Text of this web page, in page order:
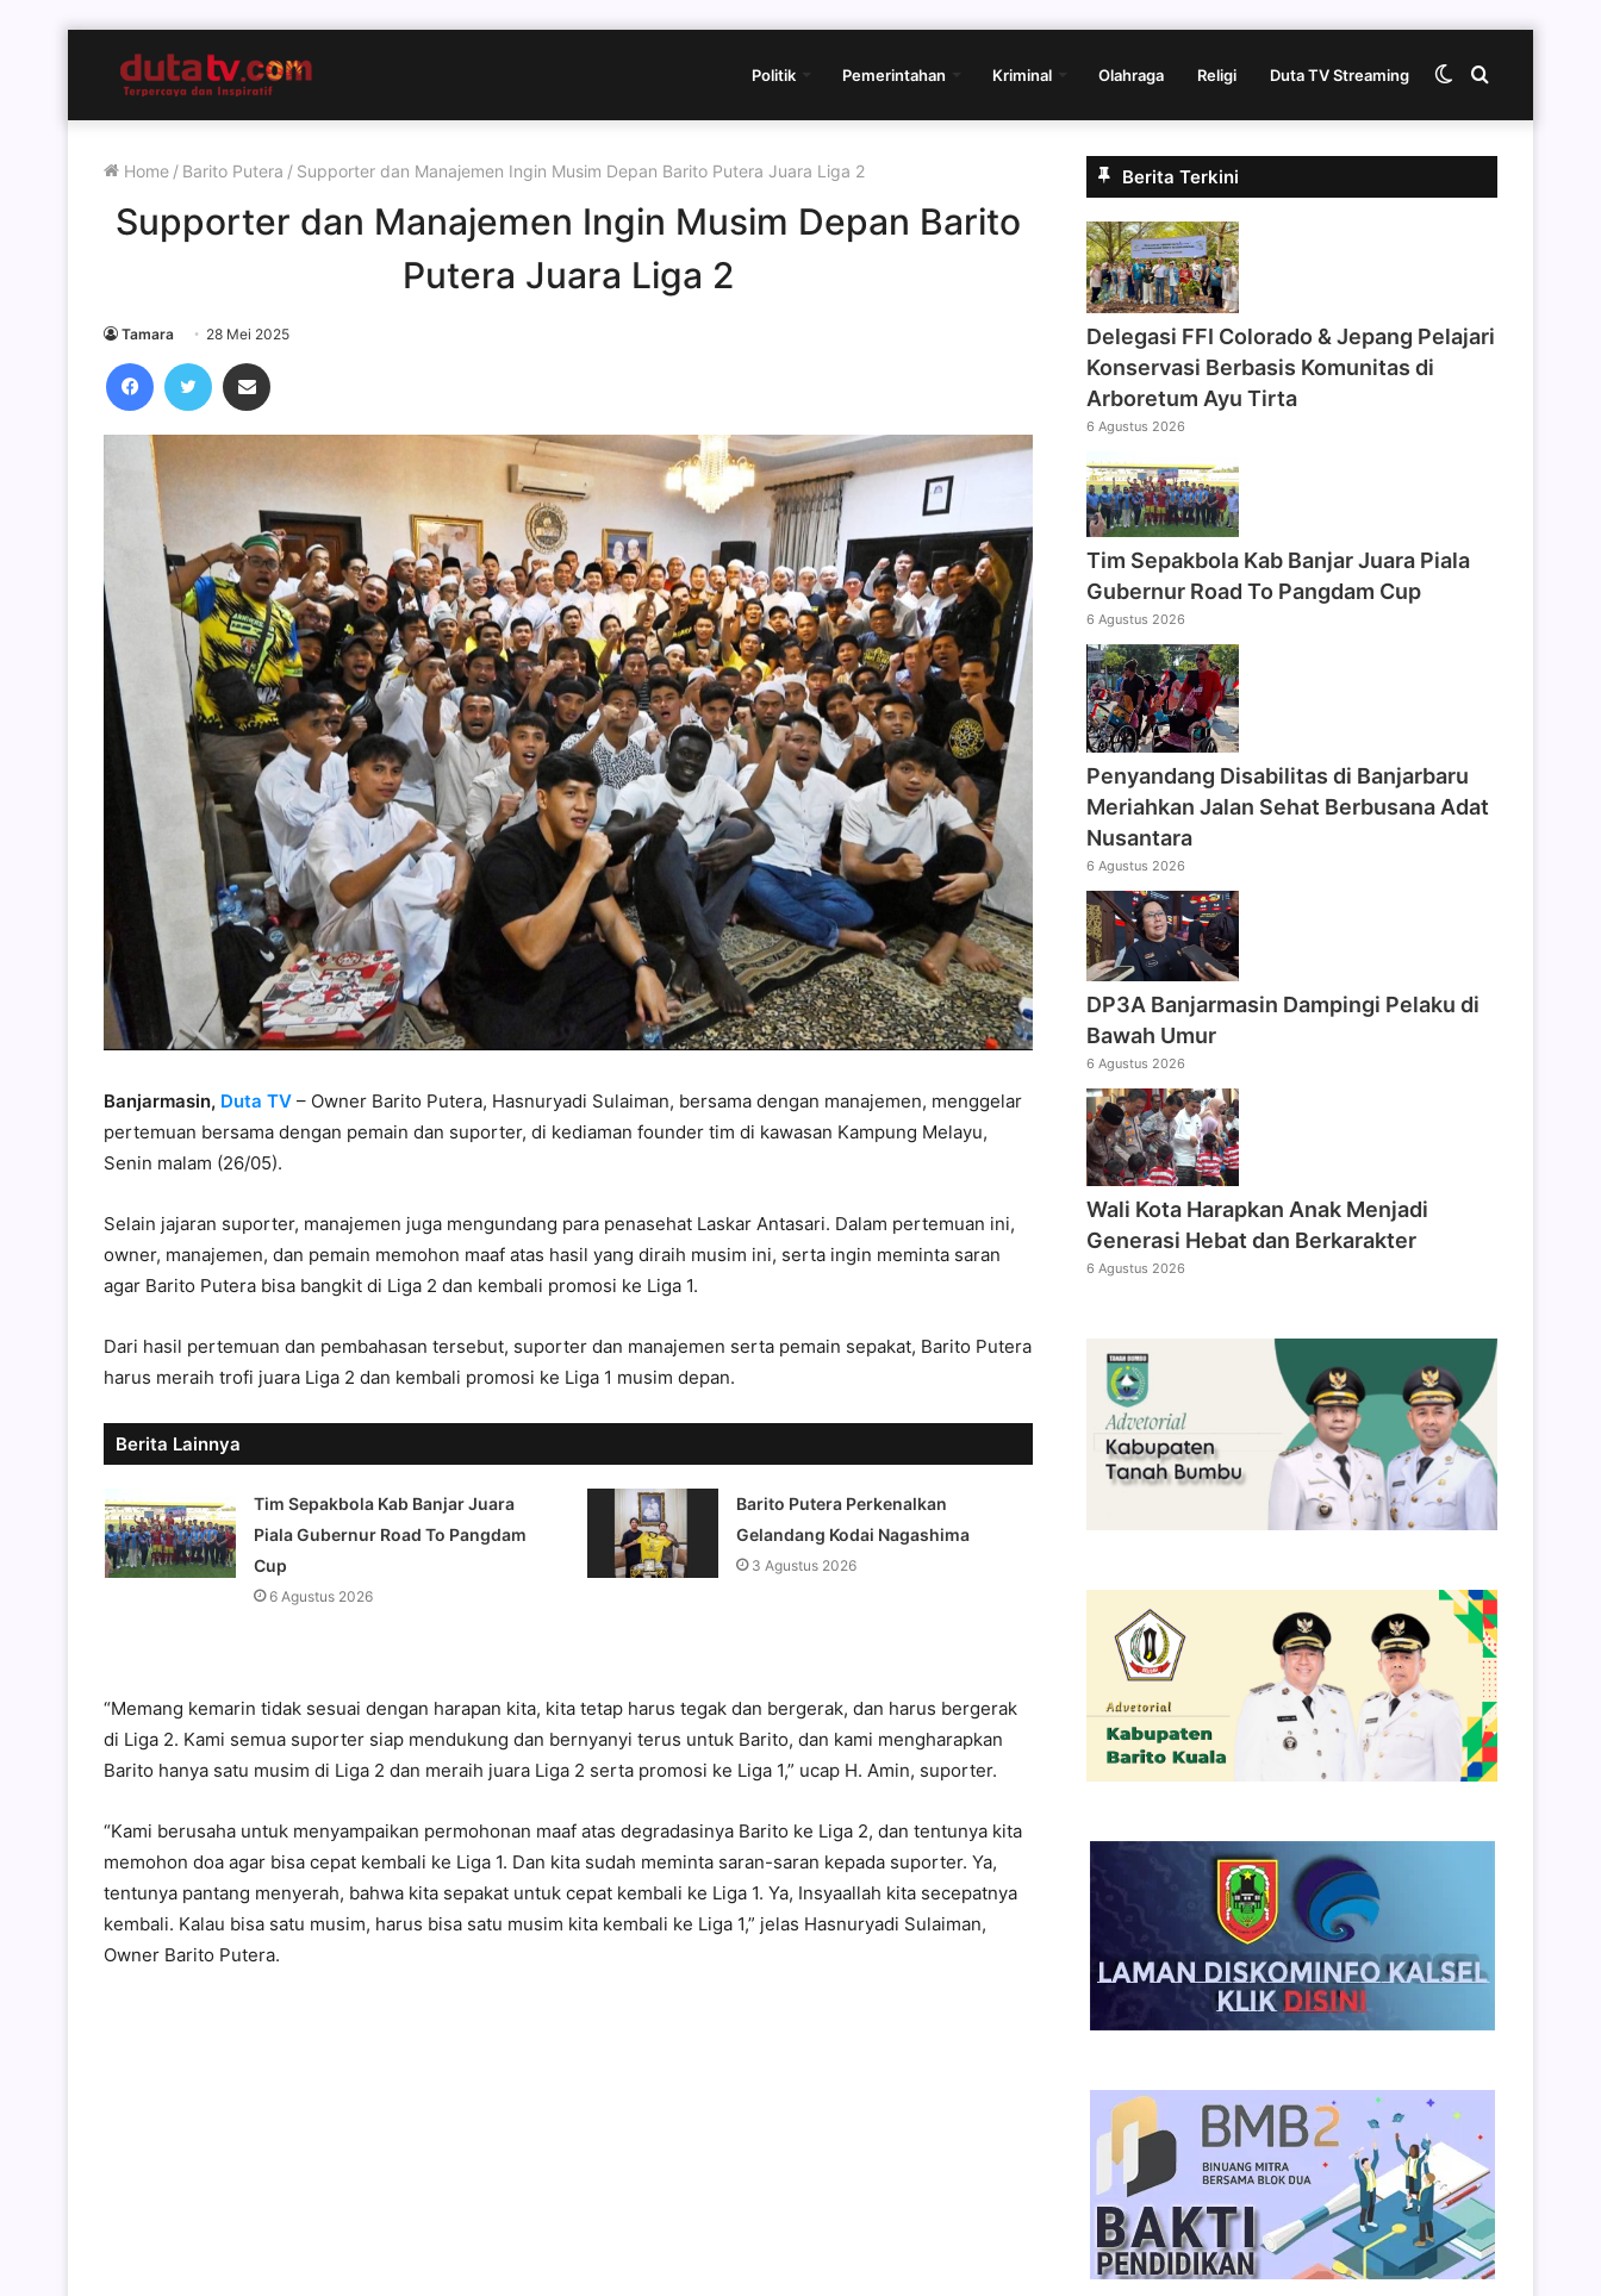
Politik Pemerintahan Kriminal Olahraga Religi Duta TV Streaming Cari
Switch
Home / Barito Putera / Supporter dan Manajemen Ingin Musim Depan Barito Putera Juara Liga 2
Supporter dan Manajemen Ingin Musim Depan Barito
Putera Juara Liga 2
Tamara 28 Mei 2025
FacebookTwitter
Banjarmasin, Duta TV – Owner Barito Putera, Hasnuryadi Sulaiman, bersama dengan manajemen, menggelar
pertemuan bersama dengan pemain dan suporter, di kediaman founder tim di kawasan Kampung Melayu,
Senin malam (26/05).
Selain jajaran suporter, manajemen juga mengundang para penasehat Laskar Antasari. Dalam pertemuan ini,
owner, manajemen, dan pemain memohon maaf atas hasil yang diraih musim ini, serta ingin meminta saran
agar Barito Putera bisa bangkit di Liga 2 dan kembali promosi ke Liga 1.
Dari hasil pertemuan dan pembahasan tersebut, suporter dan manajemen serta pemain sepakat, Barito Putera
harus meraih trofi juara Liga 2 dan kembali promosi ke Liga 1 musim depan.
Berita Lainnya
Tim Sepakbola Kab Banjar Juara
Piala Gubernur Road To Pangdam
Cup
6 Agustus 2026
Barito Putera Perkenalkan
Gelandang Kodai Nagashima
3 Agustus 2026
“Memang kemarin tidak sesuai dengan harapan kita, kita tetap harus tegak dan bergerak, dan harus bergerak
di Liga 2. Kami semua suporter siap mendukung dan bernyanyi terus untuk Barito, dan kami mengharapkan
Barito hanya satu musim di Liga 2 dan meraih juara Liga 2 serta promosi ke Liga 1,” ucap H. Amin, suporter.
“Kami berusaha untuk menyampaikan permohonan maaf atas degradasinya Barito ke Liga 2, dan tentunya kita
memohon doa agar bisa cepat kembali ke Liga 1. Dan kita sudah meminta saran-saran kepada suporter. Ya,
tentunya pantang menyerah, bahwa kita sepakat untuk cepat kembali ke Liga 1. Ya, Insyaallah kita secepatnya
kembali. Kalau bisa satu musim, harus bisa satu musim kita kembali ke Liga 1,” jelas Hasnuryadi Sulaiman,
Owner Barito Putera.
Berita Terkini
Delegasi FFI Colorado & Jepang Pelajari
Konservasi Berbasis Komunitas di
Arboretum Ayu Tirta
6 Agustus 2026
Tim Sepakbola Kab Banjar Juara Piala
Gubernur Road To Pangdam Cup
6 Agustus 2026
Penyandang Disabilitas di Banjarbaru
Meriahkan Jalan Sehat Berbusana Adat
Nusantara
6 Agustus 2026
DP3A Banjarmasin Dampingi Pelaku di
Bawah Umur
6 Agustus 2026
Wali Kota Harapkan Anak Menjadi
Generasi Hebat dan Berkarakter
6 Agustus 2026